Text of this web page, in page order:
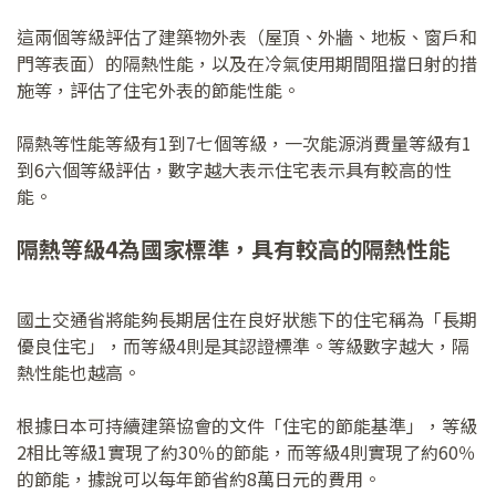
這兩個等級評估了建築物外表（屋頂、外牆、地板、窗戶和
門等表面）的隔熱性能，以及在冷氣使用期間阻擋日射的措
施等，評估了住宅外表的節能性能。
隔熱等性能等級有1到7七個等級，一次能源消費量等級有1
到6六個等級評估，數字越大表示住宅表示具有較高的性
能。
隔熱等級4為國家標準，具有較高的隔熱性能
國土交通省將能夠長期居住在良好狀態下的住宅稱為「長期
優良住宅」，而等級4則是其認證標準。等級數字越大，隔
熱性能也越高。
根據日本可持續建築協會的文件「住宅的節能基準」，等級
2相比等級1實現了約30％的節能，而等級4則實現了約60％
的節能，據說可以每年節省約8萬日元的費用。